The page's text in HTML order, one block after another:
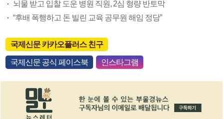
뇌물 받고 입찰 도운 병원 직원, 2심 형량 반토막
“후배 폭행하고 돈 빌린 교육 공무원 해임 정당”
국제신문 카카오플러스 친구
국제신문 공식 페이스북 인스타그램